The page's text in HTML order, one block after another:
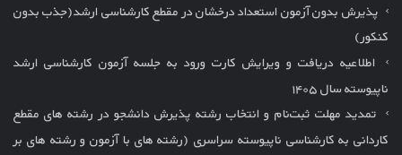
پذیرش بدون آزمون استعداد درخشان در مقطع کارشناسی ارشد(جذب بدون
کنکور)
اطلاعیه دریافت و ویرایش کارت ورود به جلسه آزمون کارشناسی ارشد
ناپیوسته سال ۱۴۰۵
تمدید مهلت ثبت‌نام و انتخاب رشته پذیرش دانشجو در رشته های مقطع
کاردانی به کارشناسی ناپیوسته سراسری (رشته های با آزمون و رشته های بر